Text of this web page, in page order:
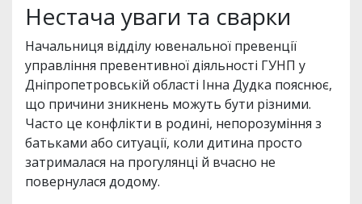
Нестача уваги та сварки
Начальниця відділу ювенальної превенції
управління превентивної діяльності ГУНП у
Дніпропетровській області Інна Дудка пояснює,
що причини зникнень можуть бути різними.
Часто це конфлікти в родині, непорозуміння з
батьками або ситуації, коли дитина просто
затрималася на прогулянці й вчасно не
повернулася додому.